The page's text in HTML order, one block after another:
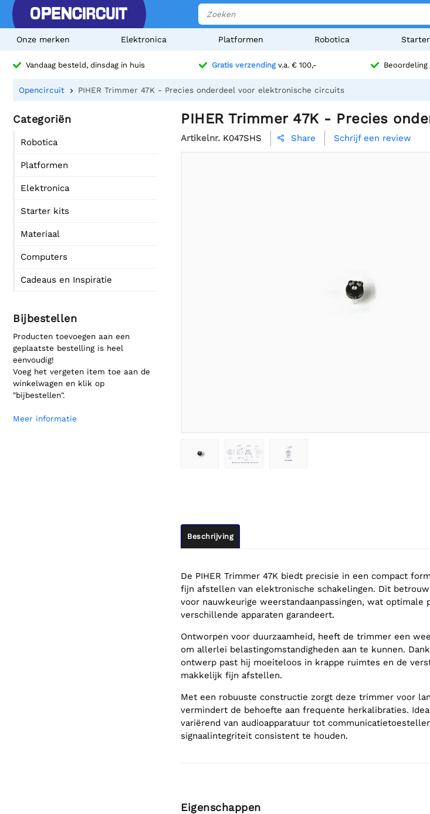
Onze merken Elektronica Platformen Robotica
Vandaag besteld, dinsdag in huis Gratis verzendingv.a. € 100,-
Opencircuit PIHER Trimmer 47K - Precies onderdeel voor elektronische circuits
Categoriën
Robotica
Platformen
Elektronica
Starter kits
Materiaal
Computers
Cadeaus en Inspiratie
Bijbestellen
Producten toevoegen aan een
geplaatste bestelling is heel
eenvoudig!
Voeg het vergeten item toe aan de
winkelwagen en klik op
"bijbestellen".
Meer informatie
PIHER Trimmer 47K - Precies
Artikelnr. K047SHS  Share Schrijf een review
Beschrijving
De PIHER Trimmer 47K biedt precisie in een compact
fijn afstellen van elektronische schakelingen. Dit
voor nauwkeurige weerstandaanpassingen, wat optimale
verschillende apparaten garandeert.
Ontworpen voor duurzaamheid, heeft de trimmer een
om allerlei belastingomstandigheden aan te kunnen.
ontwerp past hij moeiteloos in krappe ruimtes en de
makkelijk fijn afstellen.
Met een robuuste constructie zorgt deze trimmer voor
vermindert de behoefte aan frequente herkalibraties.
variërend van audioapparatuur tot
signaalintegriteit consistent te houden.
Eigenschappen